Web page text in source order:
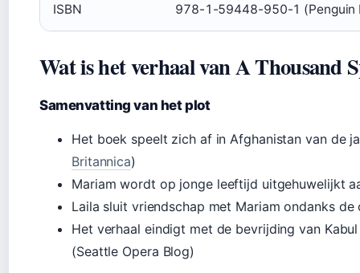
ISBN 978-1-59448-950-1 (Penguin
Wat is het verhaal van A Thousand
Samenvatting van het plot
Het boek speelt zich af in Afghanistan van de
Britannica)
Mariam wordt op jonge leeftijd uitgehuwelijkt
Laila sluit vriendschap met Mariam ondanks
Het verhaal eindigt met de bevrijding van
(Seattle Opera Blog)